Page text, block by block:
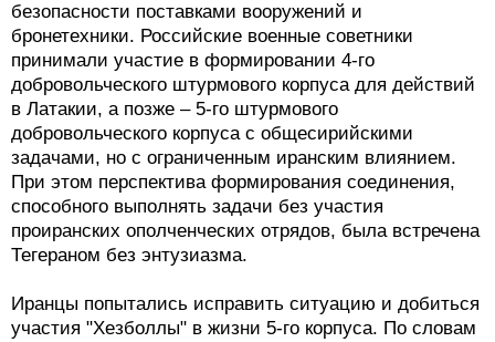
безопасности поставками вооружений и
бронетехники. Российские военные советники
принимали участие в формировании 4-го
добровольческого штурмового корпуса для действий
в Латакии, а позже – 5-го штурмового
добровольческого корпуса с общесирийскими
задачами, но с ограниченным иранским влиянием.
При этом перспектива формирования соединения,
способного выполнять задачи без участия
проиранских ополченческих отрядов, была встречена
Тегераном без энтузиазма.
Иранцы попытались исправить ситуацию и добиться
участия "Хезболлы" в жизни 5-го корпуса. По словам